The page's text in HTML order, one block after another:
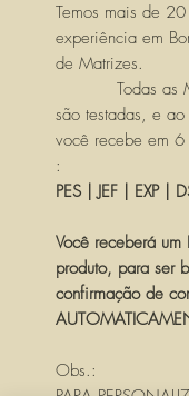
Temos mais de
experiência em
de Matrizes.
Todas as
são testadas, e
você recebe em 6
:
PES | JEF | EXP |
Você receberá um
produto, para ser
confirmação de
Obs.: